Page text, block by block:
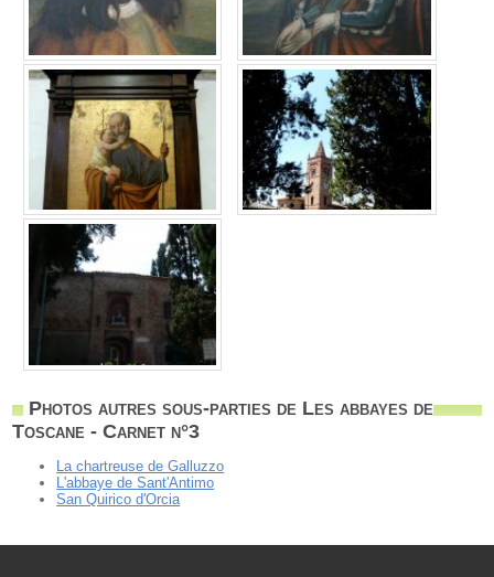
Photos autres sous-parties de Les abbayes de
Toscane - Carnet n°3
La chartreuse de Galluzzo
L'abbaye de Sant'Antimo
San Quirico d'Orcia